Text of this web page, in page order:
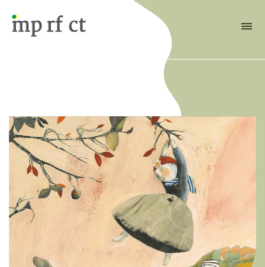
Attiva/Disattiva il menù